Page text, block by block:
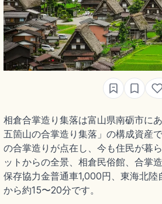
相倉合掌造り集落は富山県南砺市に
五箇山の合掌造り集落」の構成資産
の合掌造りが点在し、今も住民が暮
ットからの全景、相倉民俗館、合掌
保存協力金普通車1,000円、東海北陸
から約15〜20分です。